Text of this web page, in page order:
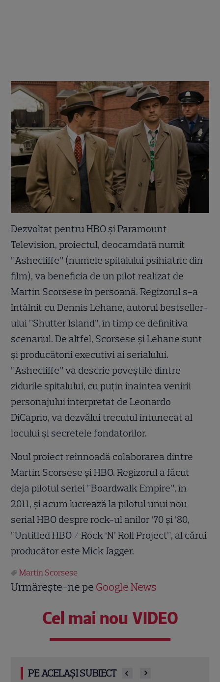
Dezvoltat pentru HBO și Paramount
Television, proiectul, deocamdată numit
”Ashecliffe” (numele spitalului psihiatric din
film), va beneficia de un pilot realizat de
Martin Scorsese în persoană. Regizorul s-a
întâlnit cu Dennis Lehane, autorul bestseller-
ului ”Shutter Island”, în timp ce definitiva
scenariul. De altfel, Scorsese și Lehane sunt
și producătorii executivi ai serialului.
”Ashecliffe” va descrie poveștile dintre
zidurile spitalului, cu puțin înaintea venirii
personajului interpretat de Leonardo
DiCaprio, va dezvălui trecutul întunecat al
locului și secretele fondatorilor.
Noul proiect reînnoadă colaborarea dintre
Martin Scorsese și HBO. Regizorul a făcut
deja pilotul seriei ”Boardwalk Empire”, în
2011, și acum lucrează la pilotul unui nou
serial HBO despre rock-ul anilor ’70 și ’80,
”Untitled HBO / Rock ‘N’ Roll Project”, al cărui
producător este Mick Jagger.
Martin Scorsese
Urmărește-ne pe Google News
Cel mai nou VIDEO
PE ACELAȘI SUBIECT